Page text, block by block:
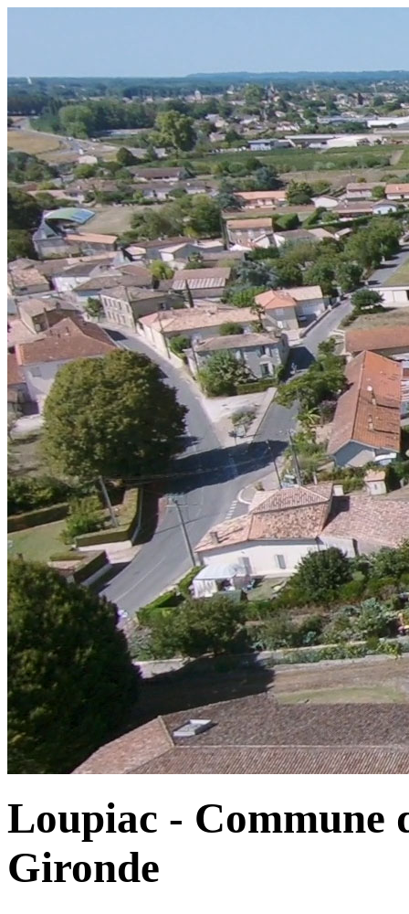
Loupiac - Commune
Gironde